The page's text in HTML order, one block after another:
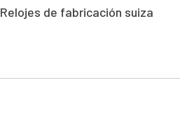
Relojes de fabricación suiza